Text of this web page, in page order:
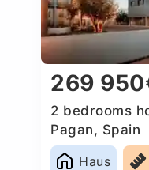
269
2 bedrooms
Pagan, Spain
Haus